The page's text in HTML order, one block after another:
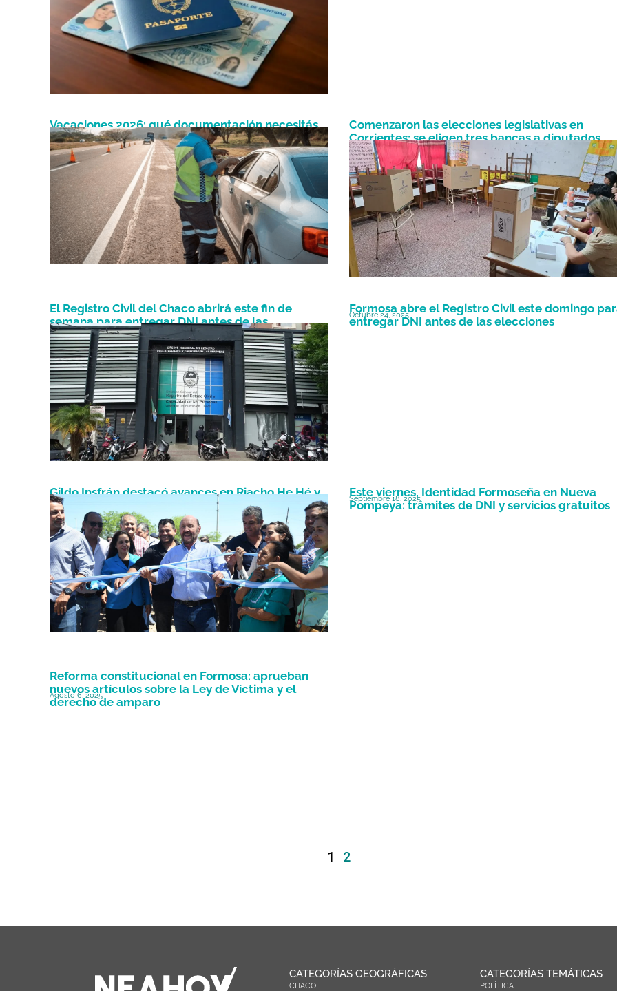
Vacaciones 2026: qué documentación necesitás
para viajar dentro y fuera del país desde Formosa
Enero 1, 2026
Comenzaron las elecciones legislativas en
Corrientes: se eligen tres bancas a diputados
nacionales
Octubre 26, 2025
El Registro Civil del Chaco abrirá este fin de
semana para entregar DNI antes de las
elecciones
Octubre 24, 2025
Formosa abre el Registro Civil este domingo
entregar DNI antes de las elecciones
Octubre 24, 2025
Gildo Insfrán destacó avances en Riacho He Hé y
reclamó freno al ajuste nacional
Septiembre 26, 2025
Este viernes, Identidad Formoseña en Nueva
Pompeya: trámites de DNI y servicios gratuitos
Septiembre 18, 2025
Reforma constitucional en Formosa: aprueban
nuevos artículos sobre la Ley de Víctima y el
derecho de amparo
Agosto 6, 2025
1 2
CATEGORÍAS GEOGRÁFICAS
CHACO
CATEGORÍAS TEMÁTICAS
POLÍTICA